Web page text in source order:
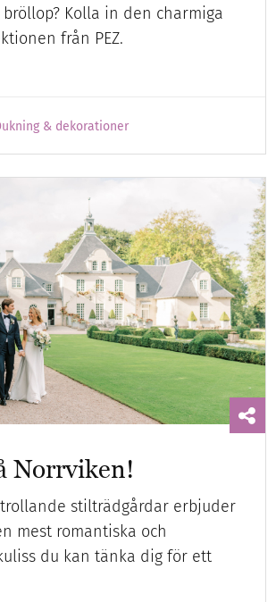
Kolla in den charmiga
från PEZ.
& dekorationer
Norrviken!
stilträdgårdar erbjuder
mest romantiska och
du kan tänka dig för ett